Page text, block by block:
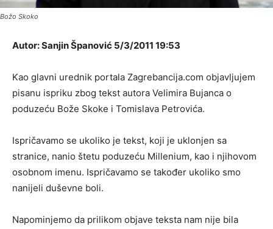
Božo Skoko
Autor: Sanjin Španović 5/3/2011 19:53
Kao glavni urednik portala Zagrebancija.com objavljujem
pisanu ispriku zbog tekst autora Velimira Bujanca o
poduzeću Bože Skoke i Tomislava Petrovića.
Ispričavamo se ukoliko je tekst, koji je uklonjen sa
stranice, nanio štetu poduzeću Millenium, kao i njihovom
osobnom imenu. Ispričavamo se također ukoliko smo
nanijeli duševne boli.
Napominjemo da prilikom objave teksta nam nije bila